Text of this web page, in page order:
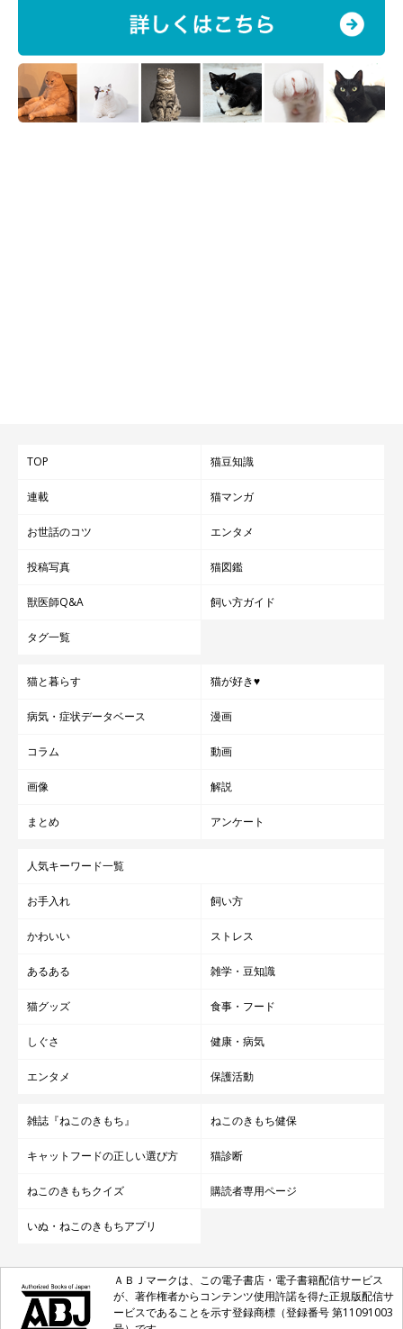
TOP 猫豆知識
連載 猫マンガ
お世話のコツ エンタメ
投稿写真 猫図鑑
獣医師Q&A 飼い方ガイド
タグ一覧
猫と暮らす 猫が好き♥
病気・症状データベース 漫画
コラム 動画
画像 解説
まとめ アンケート
人気キーワード一覧
お手入れ 飼い方
かわいい ストレス
あるある 雑学・豆知識
猫グッズ 食事・フード
しぐさ 健康・病気
エンタメ 保護活動
雑誌『ねこのきもち』 ねこのきもち健保
キャットフードの正しい選び方 猫診断
ねこのきもちクイズ 購読者専用ページ
いぬ・ねこのきもちアプリ
ＡＢＪマークは、この電子書店・電子書籍配信サービス
が、著作権者からコンテンツ使用許諾を得た正規版配信サ
ービスであることを示す登録商標（登録番号 第11091003